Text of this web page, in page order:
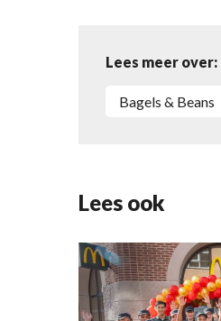
Lees meer over:
Bagels & Beans
Lees ook